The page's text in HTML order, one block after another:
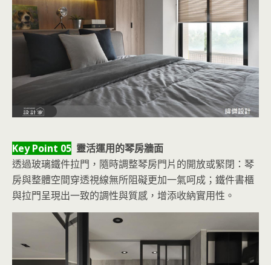
Key Point 05 靈活運用的琴房牆面
透過玻璃鐵件拉門，隨時調整琴房門片的開放或緊閉：琴
房與整體空間穿透視線無所阻礙更加一氣呵成；鐵件書櫃
與拉門呈現出一致的調性與質感，增添收納實用性。